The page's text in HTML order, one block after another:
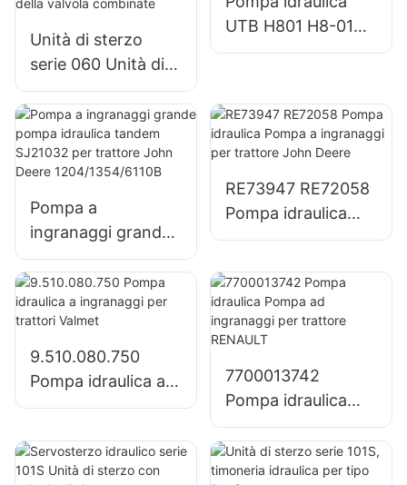
Unità di sterzo
serie 060 Unità di
sterzo
completamente
idraulica integrale
con tutte le
valvola combinate
UTB H801 H8-01
Pompa a
trattore UTB 650
Pompa a
ingranaggi grande
pompa idraulica
tandem SJ21032
per trattore John
Deere
1204/1354/6110B
RE73947 RE72058
Pompa idraulica
Pompa a
trattore John
Deere
9.510.080.750
Pompa idraulica a
ingranaggi per
7700013742
Pompa idraulica
Pompa ad
ingranaggi per
trattore RENAULT